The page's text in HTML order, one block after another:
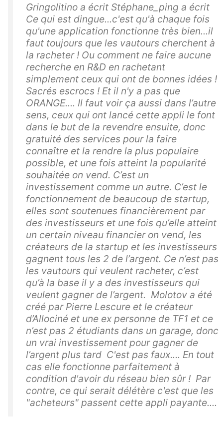
Gringolitino a écrit Stéphane_ping a écrit
Ce qui est dingue...c'est qu'à chaque fois
qu'une application fonctionne très bien...il
faut toujours que les vautours cherchent à
la racheter ! Ou comment ne faire aucune
recherche en R&D en rachetant
simplement ceux qui ont de bonnes idées !
Sacrés escrocs ! Et il n'y a pas que
ORANGE.... Il faut voir ça aussi dans l’autre
sens, ceux qui ont lancé cette appli le font
dans le but de la revendre ensuite, donc
gratuité des services pour la faire
connaître et la rendre la plus populaire
possible, et une fois atteint la popularité
souhaitée on vend. C’est un
investissement comme un autre. C’est le
fonctionnement de beaucoup de startup,
elles sont soutenues financièrement par
des investisseurs et une fois qu’elle atteint
un certain niveau financier on vend, les
créateurs de la startup et les investisseurs
gagnent tous les 2 de l’argent. Ce n’est pas
les vautours qui veulent racheter, c’est
qu’à la base il y a des investisseurs qui
veulent gagner de l’argent. Molotov a été
créé par Pierre Lescure et le créateur
d’Allociné et une ex personne de TF1 et ce
n’est pas 2 étudiants dans un garage, donc
un vrai investissement pour gagner de
l’argent plus tard C'est pas faux.... En tout
cas elle fonctionne parfaitement à
condition d'avoir du réseau bien sûr ! Par
contre, ce qui serait délétère c'est que les
"acheteurs" passent cette appli payante....